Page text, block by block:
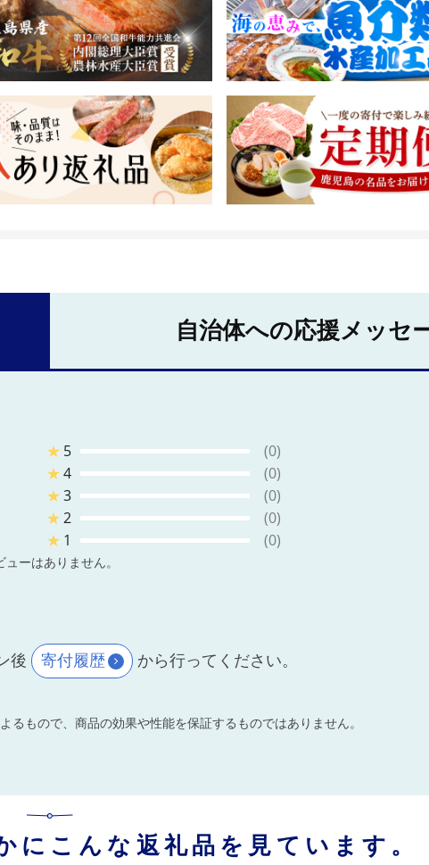
自治体への応援メッセ
★ 5
(0)
★4
(0)
★3
(0)
★2
(0)
★ 1 (0)
ューはありません。
後 寄付履歴 から行ってください。
もので、商品の効果や性能を保証するものではありません。
にこんな返礼品を見ています。